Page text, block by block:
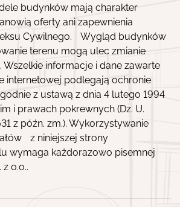
budynków mają charakter
oferty ani zapewnienia
Cywilnego. Wygląd budynków
terenu mogą ulec zmianie
Wszelkie informacje i dane zawarte
internetowej podlegają ochronie
z ustawą z dnia 4 lutego 1994
i prawach pokrewnych (Dz. U.
z późn. zm.). Wykorzystywanie
z niniejszej strony
wymaga każdorazowo pisemnej
o.o..